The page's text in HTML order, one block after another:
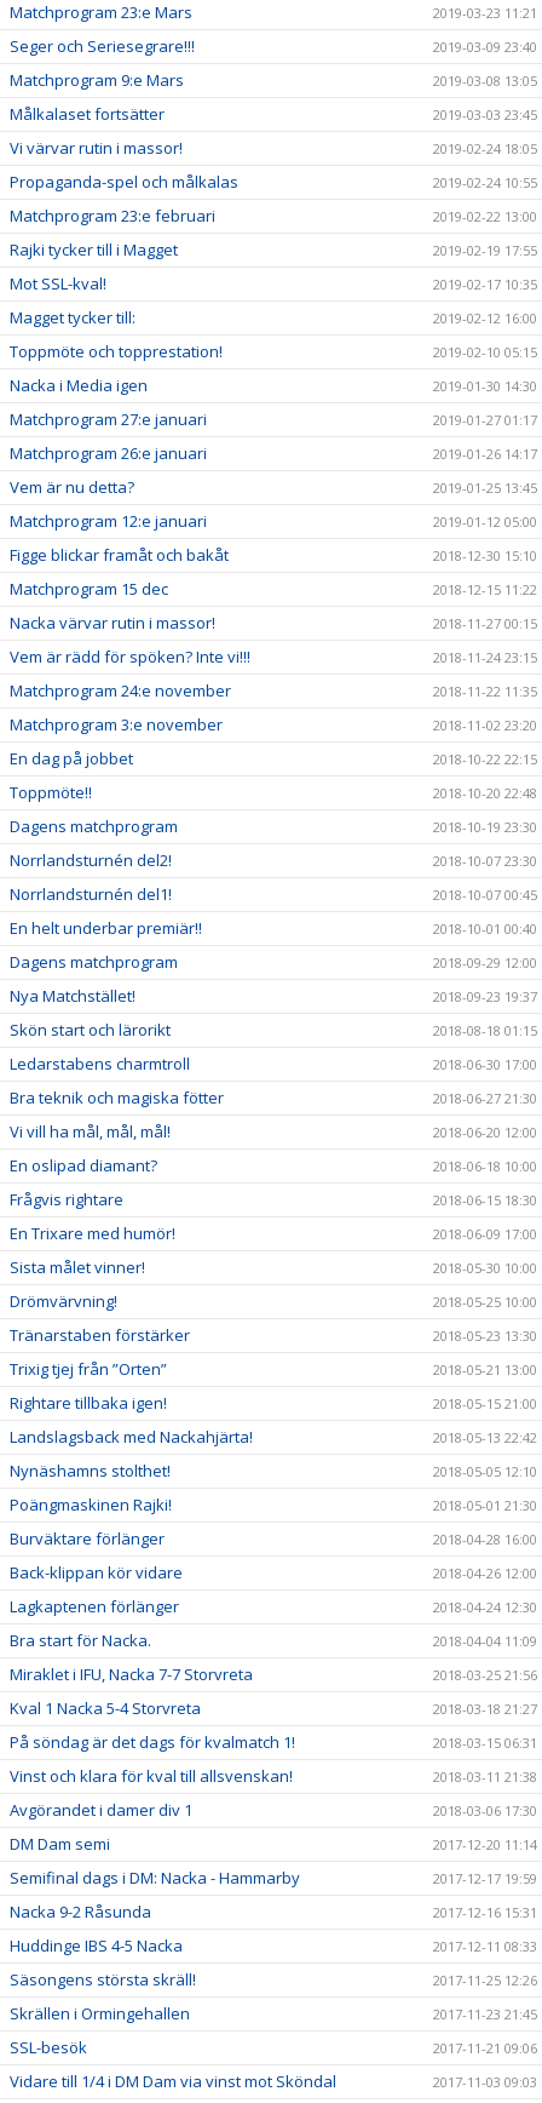
Matchprogram 23:e Mars 2019-03-23 11:21
Seger och Seriesegrare!!! 2019-03-09 23:40
Matchprogram 9:e Mars 2019-03-08 13:05
Målkalaset fortsätter 2019-03-03 23:45
Vi värvar rutin i massor! 2019-02-24 18:05
Propaganda-spel och målkalas 2019-02-24 10:55
Matchprogram 23:e februari 2019-02-22 13:00
Rajki tycker till i Magget 2019-02-19 17:55
Mot SSL-kval! 2019-02-17 10:35
Magget tycker till: 2019-02-12 16:00
Toppmöte och topprestation! 2019-02-10 05:15
Nacka i Media igen 2019-01-30 14:30
Matchprogram 27:e januari 2019-01-27 01:17
Matchprogram 26:e januari 2019-01-26 14:17
Vem är nu detta? 2019-01-25 13:45
Matchprogram 12:e januari 2019-01-12 05:00
Figge blickar framåt och bakåt 2018-12-30 15:10
Matchprogram 15 dec 2018-12-15 11:22
Nacka värvar rutin i massor! 2018-11-27 00:15
Vem är rädd för spöken? Inte vi!!! 2018-11-24 23:15
Matchprogram 24:e november 2018-11-22 11:35
Matchprogram 3:e november 2018-11-02 23:20
En dag på jobbet 2018-10-22 22:15
Toppmöte!! 2018-10-20 22:48
Dagens matchprogram 2018-10-19 23:30
Norrlandsturnén del2! 2018-10-07 23:30
Norrlandsturnén del1! 2018-10-07 00:45
En helt underbar premiär!! 2018-10-01 00:40
Dagens matchprogram 2018-09-29 12:00
Nya Matchstället! 2018-09-23 19:37
Skön start och lärorikt 2018-08-18 01:15
Ledarstabens charmtroll 2018-06-30 17:00
Bra teknik och magiska fötter 2018-06-27 21:30
Vi vill ha mål, mål, mål! 2018-06-20 12:00
En oslipad diamant? 2018-06-18 10:00
Frågvis rightare 2018-06-15 18:30
En Trixare med humör! 2018-06-09 17:00
Sista målet vinner! 2018-05-30 10:00
Drömvärvning! 2018-05-25 10:00
Tränarstaben förstärker 2018-05-23 13:30
Trixig tjej från ”Orten” 2018-05-21 13:00
Rightare tillbaka igen! 2018-05-15 21:00
Landslagsback med Nackahjärta! 2018-05-13 22:42
Nynäshamns stolthet! 2018-05-05 12:10
Poängmaskinen Rajki! 2018-05-01 21:30
Burväktare förlänger 2018-04-28 16:00
Back-klippan kör vidare 2018-04-26 12:00
Lagkaptenen förlänger 2018-04-24 12:30
Bra start för Nacka. 2018-04-04 11:09
Miraklet i IFU, Nacka 7-7 Storvreta 2018-03-25 21:56
Kval 1 Nacka 5-4 Storvreta 2018-03-18 21:27
På söndag är det dags för kvalmatch 1! 2018-03-15 06:31
Vinst och klara för kval till allsvenskan! 2018-03-11 21:38
Avgörandet i damer div 1 2018-03-06 17:30
DM Dam semi 2017-12-20 11:14
Semifinal dags i DM: Nacka - Hammarby 2017-12-17 19:59
Nacka 9-2 Råsunda 2017-12-16 15:31
Huddinge IBS 4-5 Nacka 2017-12-11 08:33
Säsongens största skräll! 2017-11-25 12:26
Skrällen i Ormingehallen 2017-11-23 21:45
SSL-besök 2017-11-21 09:06
Vidare till 1/4 i DM Dam via vinst mot Sköndal
2017-11-03 09:03